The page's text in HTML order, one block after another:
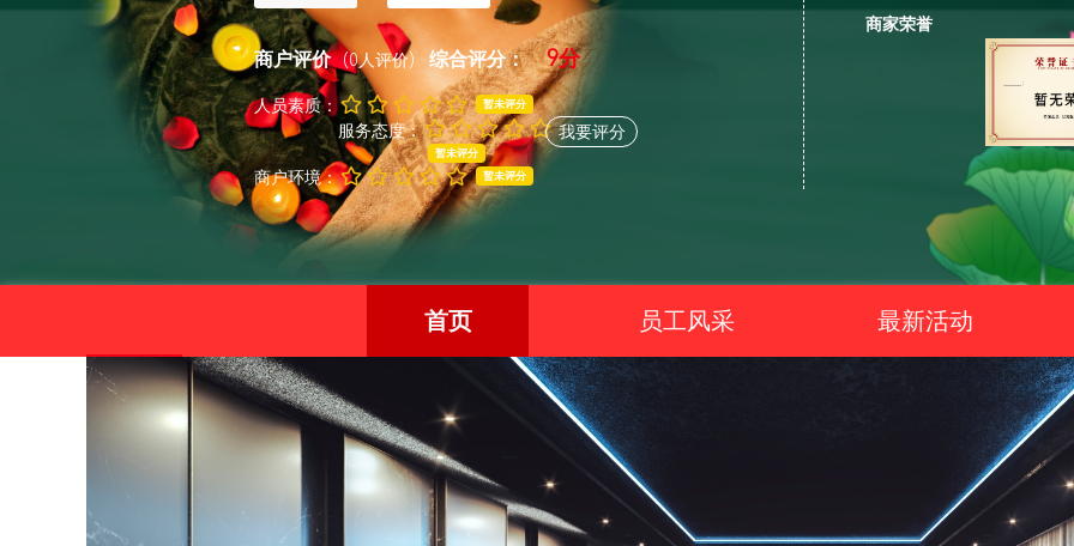
商户评价 (0人评价) 综合评分： 9分
人员素质： 暂未评分
服务态度：
暂未评分
商户环境： 暂未评分
我要评分
商家荣誉
首页 员工风采 最新活动